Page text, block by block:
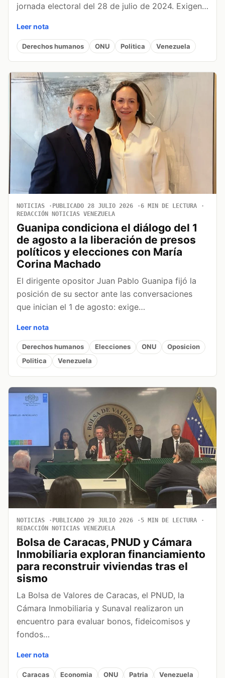
jornada electoral del 28 de julio de 2024. Exigen…
Leer nota
Derechos humanos ONU Politica Venezuela
NOTICIAS PUBLICADO 28 JULIO 2026
6 MIN DE LECTURA
REDACCIÓN NOTICIAS VENEZUELA
Guanipa condiciona el diálogo del 1
de agosto a la liberación de presos
políticos y elecciones con María
Corina Machado
El dirigente opositor Juan Pablo Guanipa fijó la
posición de su sector ante las conversaciones
que inician el 1 de agosto: exige…
Leer nota
Derechos humanos Elecciones ONU
Oposicion
Politica
Venezuela
NOTICIAS PUBLICADO 29 JULIO 2026
5 MIN DE LECTURA
REDACCIÓN NOTICIAS VENEZUELA
Bolsa de Caracas, PNUD y Cámara
Inmobiliaria exploran financiamiento
para reconstruir viviendas tras el
sismo
La Bolsa de Valores de Caracas, el PNUD, la
Cámara Inmobiliaria y Sunaval realizaron un
encuentro para evaluar bonos, fideicomisos y
fondos…
Leer nota
Caracas Economia ONU Patria Venezuela